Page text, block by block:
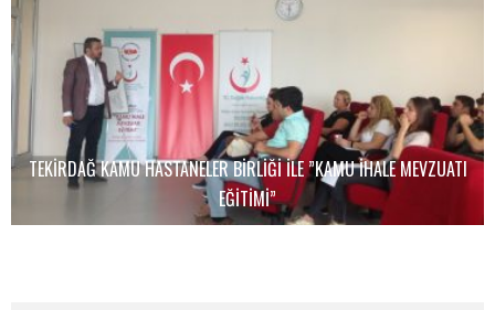
TEKIRDAĞ KAMU HASTANELER BIRLIĞI ILE ”KAMU İHALE MEVZUATI
EĞITIMI”